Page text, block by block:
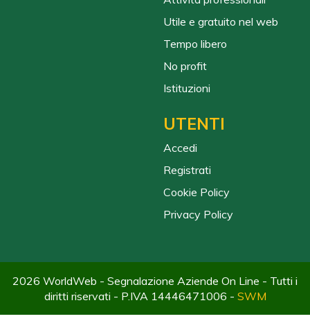
Utile e gratuito nel web
Tempo libero
No profit
Istituzioni
UTENTI
Accedi
Registrati
Cookie Policy
Privacy Policy
2026 WorldWeb - Segnalazione Aziende On Line - Tutti i
diritti riservati - P.IVA 14446471006 - SWM